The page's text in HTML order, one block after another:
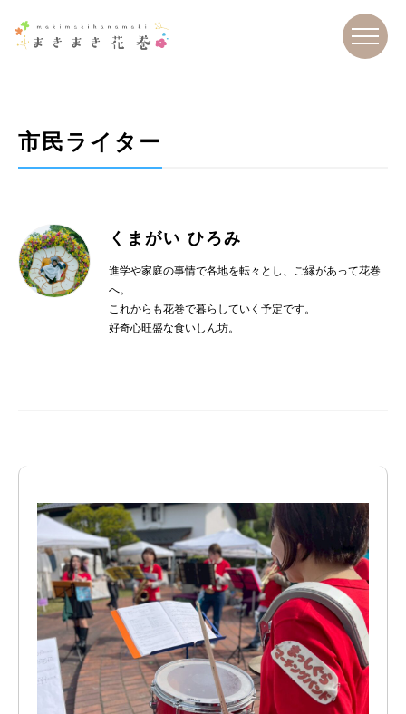
市民ライター
くまがい ひろみ
進学や家庭の事情で各地を転々とし、ご縁があって花巻
へ。
これからも花巻で暮らしていく予定です。
好奇心旺盛な食いしん坊。